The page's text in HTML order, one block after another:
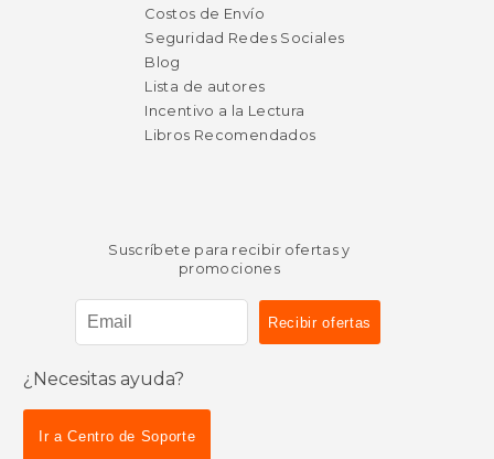
Costos de Envío
Seguridad Redes Sociales
Blog
Lista de autores
Incentivo a la Lectura
Libros Recomendados
Suscríbete para recibir ofertas y
promociones
¿Necesitas ayuda?
Ir a Centro de Soporte